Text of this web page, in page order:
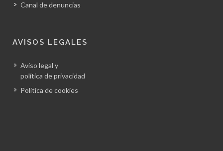
Canal de denuncias
AVISOS LEGALES
Aviso legal y
política de privacidad
Política de cookies